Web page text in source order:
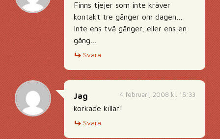
Finns tjejer som inte kräver
kontakt tre gånger om dagen…
Inte ens två gånger, eller ens en
gång…
Svara
4 februari, 2008 kl. 15:33
Jag
korkade killar!
Svara